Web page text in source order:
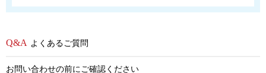
よくあるご質問
お問い合わせの前にご確認ください